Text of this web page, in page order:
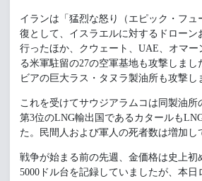
イランは「猛烈な怒り（エピック・フュ
復として、イスラエルに対するドローン
行ったほか、クウェート、UAE、オマー
る米軍駐留の27の空軍基地も攻撃しまし
ビアの巨大ラス・タヌラ製油所も攻撃し
これを受けてサウジアラムコは同製油所
第3位のLNG輸出国であるカタールも
た。民間人および軍人の死者数は増加し
戦争が始まる前の先週、金価格は史上初
5000ドル台を記録していましたが、本日